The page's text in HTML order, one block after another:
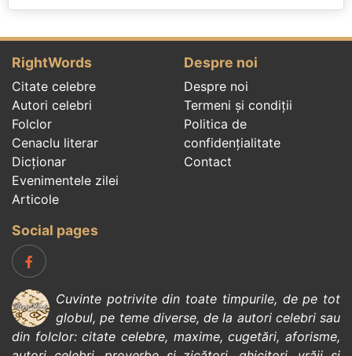
RightWords
Citate celebre
Autori celebri
Folclor
Cenaclu literar
Dicționar
Evenimentele zilei
Articole
Despre noi
Despre noi
Termeni și condiții
Politica de
confidenţialitate
Contact
Social pages
Cuvinte potrivite din toate timpurile, de pe tot
globul, pe teme diverse, de la autori celebrisau
din folclor:citate celebre, maxime,cugetări,aforisme,